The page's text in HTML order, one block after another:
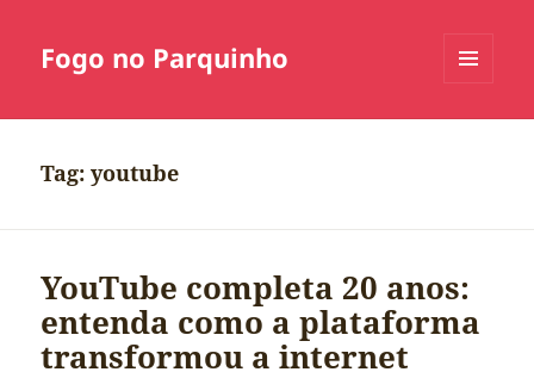
Fogo no Parquinho
Tag:youtube
YouTube completa 20 anos:
entenda como a plataforma
transformou a internet